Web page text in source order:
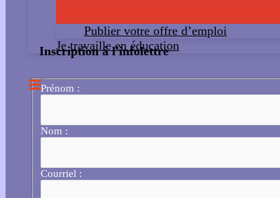
Publier votre offre d’emploi
Je travaille en éducation
Inscription à l'infolettre
Prénom :
Nom :
Courriel :